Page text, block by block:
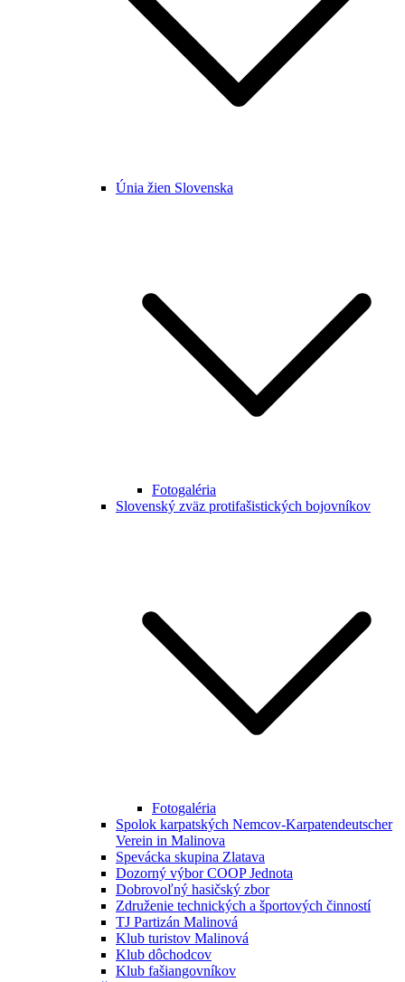
Únia žien Slovenska
Fotogaléria
Slovenský zväz protifašistických bojovníkov
Fotogaléria
Spolok karpatských Nemcov-Karpatendeutscher
Verein in Malinova
Spevácka skupina Zlatava
Dozorný výbor COOP Jednota
Dobrovoľný hasičský zbor
Združenie technických a športových činností
TJ Partizán Malinová
Klub turistov Malinová
Klub dôchodcov
Klub fašiangovníkov